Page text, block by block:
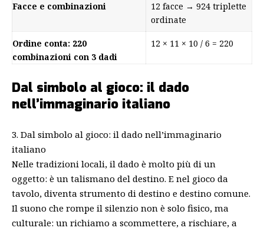
Facce e combinazioni
12 facce → 924 triplette
ordinate
Ordine conta: 220
combinazioni con 3 dadi
12 × 11 × 10 / 6 = 220
Dal simbolo al gioco: il dado
nell’immaginario italiano
3. Dal simbolo al gioco: il dado nell’immaginario
italiano
Nelle tradizioni locali, il dado è molto più di un
oggetto: è un talismano del destino. E nel gioco da
tavolo, diventa strumento di destino e destino comune.
Il suono che rompe il silenzio non è solo fisico, ma
culturale: un richiamo a scommettere, a rischiare, a